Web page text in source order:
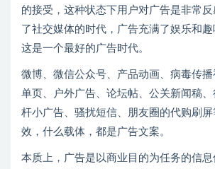
的接受，这种状态下用户对广告是非常反
了社交媒体的时代，广告充满了娱乐和
这是一个最好的广告时代。
微博、微信公众号、产品动画、病毒传
单页、户外广告、论坛帖、公关新闻稿
杆小广告、骚扰短信、朋友圈的代购刷
效，什么载体，都是广告文案。
本质上，广告是以商业目的为任务的信